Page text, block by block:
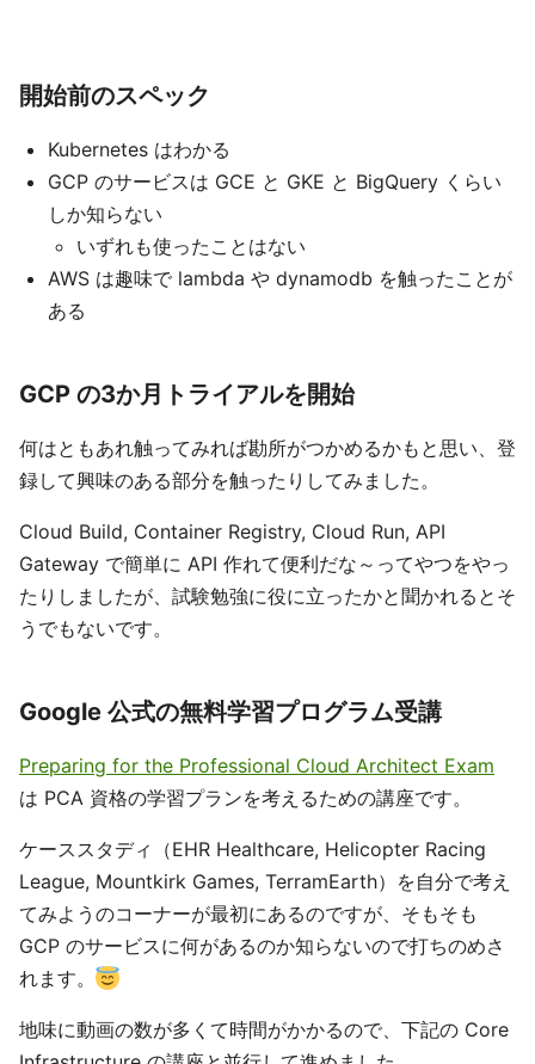
開始前のスペック
Kubernetes はわかる
GCP のサービスは GCE と GKE と BigQuery くらい
しか知らない
いずれも使ったことはない
AWS は趣味で lambda や dynamodb を触ったことが
ある
GCP の3か月トライアルを開始
何はともあれ触ってみれば勘所がつかめるかもと思い、登
録して興味のある部分を触ったりしてみました。
Cloud Build, Container Registry, Cloud Run, API
Gateway で簡単に API 作れて便利だな～ってやつをやっ
たりしましたが、試験勉強に役に立ったかと聞かれるとそ
うでもないです。
Google 公式の無料学習プログラム受講
Preparing for the Professional Cloud Architect Exam
は PCA 資格の学習プランを考えるための講座です。
ケーススタディ（EHR Healthcare, Helicopter Racing
League, Mountkirk Games, TerramEarth）を自分で考え
てみようのコーナーが最初にあるのですが、そもそも
GCP のサービスに何があるのか知らないので打ちのめさ
れます。
地味に動画の数が多くて時間がかかるので、下記の Core